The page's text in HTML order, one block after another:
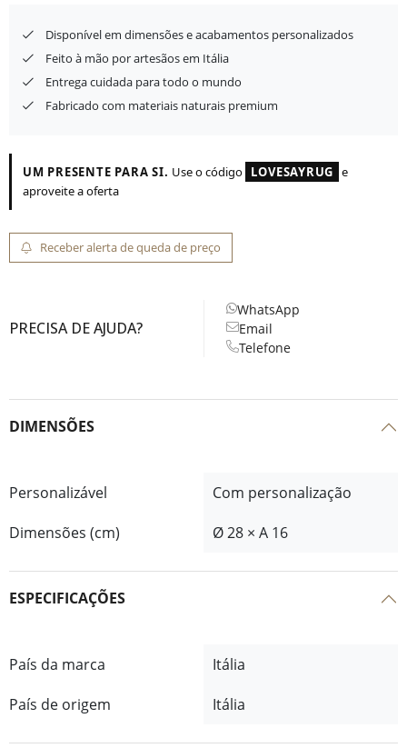
Disponível em dimensões e acabamentos personalizados
Feito à mão por artesãos em Itália
Entrega cuidada para todo o mundo
Fabricado com materiais naturais premium
UM PRESENTE PARA SI. Use o código LOVESAYRUG e
aproveite a oferta
Receber alerta de queda de preço
PRECISA DE AJUDA?
WhatsApp
Email
Telefone
DIMENSÕES
Personalizável
Com personalização
Dimensões (cm)
Ø 28 × A 16
ESPECIFICAÇÕES
País da marca
Itália
País de origem
Itália